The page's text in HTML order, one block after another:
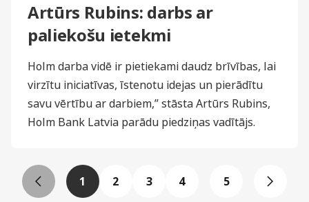
Artūrs Rubins: darbs ar
paliekošu ietekmi
Holm darba vidē ir pietiekami daudz brīvības, lai
virzītu iniciatīvas, īstenotu idejas un pierādītu
savu vērtību ar darbiem,” stāsta Artūrs Rubins,
Holm Bank Latvia parādu piedziņas vadītājs.
1 2 3 4 5